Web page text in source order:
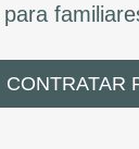
CONTRATAR